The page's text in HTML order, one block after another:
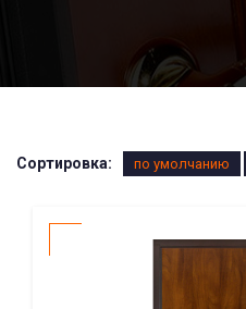
Сортировка: по умолчанию